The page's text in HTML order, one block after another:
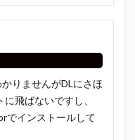
りませんがDLにさほ
飛ばないですし、
でインストールして